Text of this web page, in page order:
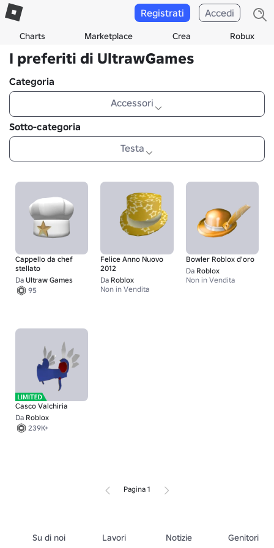
Charts Marketplace Crea Robux
Registrati Accedi
I preferiti di UltrawGames
Categoria
Accessori
Sotto-categoria
Testa
Cappello da chef
stellato
Da Ultraw Games
95
Felice Anno Nuovo
2012
Da Roblox
Non in Vendita
Bowler Roblox d'oro
Da Roblox
Non in Vendita
Casco Valchiria
Da Roblox
239K+
Pagina 1
Su di noi Lavori Notizie Genitori